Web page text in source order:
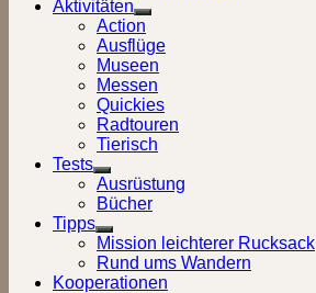
Aktivitäten
Show
sub
menu
Action
Ausflüge
Museen
Messen
Quickies
Radtouren
Tierisch
Tests
Show
sub
menu
Ausrüstung
Bücher
Tipps
Show
sub
menu
Mission leichterer Rucksack
Rund ums Wandern
Kooperationen